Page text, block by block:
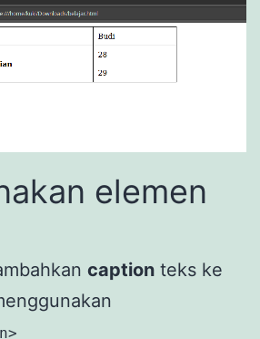
elemen
caption teks ke